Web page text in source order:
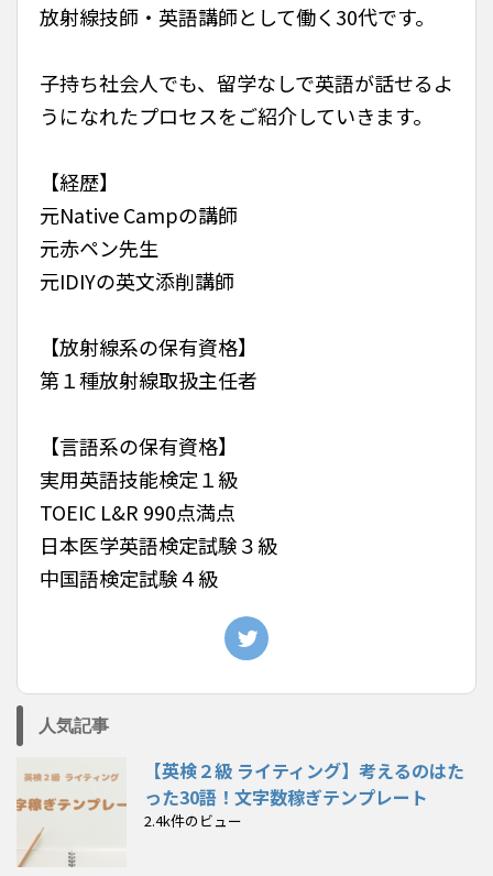
放射線技師・英語講師として働く30代です。
子持ち社会人でも、留学なしで英語が話せるよ
うになれたプロセスをご紹介していきます。
【経歴】
元Native Campの講師
元赤ペン先生
元IDIYの英文添削講師
【放射線系の保有資格】
第１種放射線取扱主任者
【言語系の保有資格】
実用英語技能検定１級
TOEIC L&R 990点満点
日本医学英語検定試験３級
中国語検定試験４級
人気記事
【英検２級 ライティング】考えるのはた
った30語！文字数稼ぎテンプレート
2.4k件のビュー